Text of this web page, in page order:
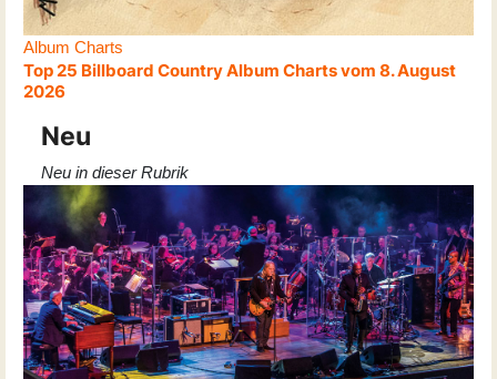
Album Charts
Top 25 Billboard Country Album Charts vom 8. August
2026
Neu
Neu in dieser Rubrik